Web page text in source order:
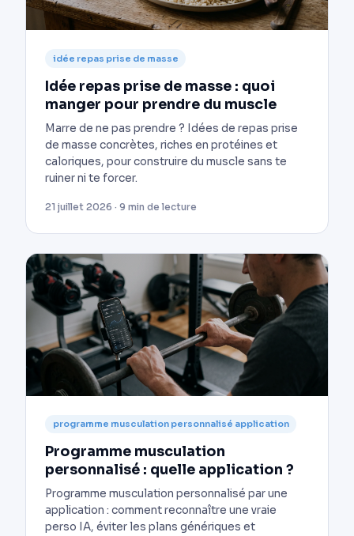
idée repas prise de masse
Idée repas prise de masse : quoi
manger pour prendre du muscle
Marre de ne pas prendre ? Idées de repas prise
de masse concrètes, riches en protéines et
caloriques, pour construire du muscle sans te
ruiner ni te forcer.
21 juillet 2026 · 9 min de lecture
programme musculation personnalisé application
Programme musculation
personnalisé : quelle application ?
Programme musculation personnalisé par une
application : comment reconnaître une vraie
perso IA, éviter les plans génériques et